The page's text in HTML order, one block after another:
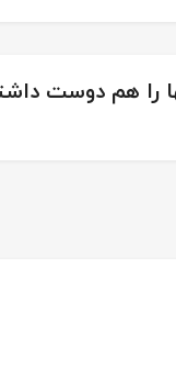
را هم دوست